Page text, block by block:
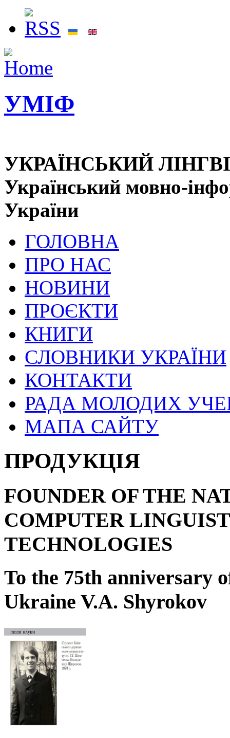
УМІФ
УКРАЇНСЬКИЙ
Український мовно-
України
ГОЛОВНА
ПРО НАС
НОВИНИ
ПРОЄКТИ
КНИГИ
СЛОВНИКИ УКРАЇНИ
КОНТАКТИ
РАДА МОЛОДИХ
МАПА САЙТУ
ПРОДУКЦІЯ
FOUNDER OF THE
COMPUTER
TECHNOLOGIES
To the 75th anniversary
Ukraine V.A. Shyrokov